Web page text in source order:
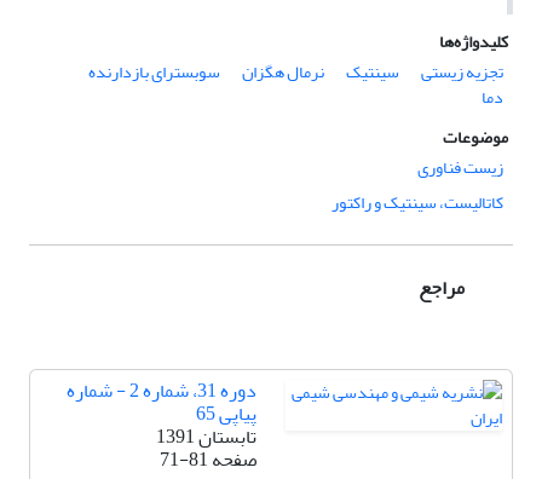
کلیدواژه‌ها
تجزیه زیستی
سینتیک نرمال هگزان سوبسترای بازدارنده
دما
موضوعات
زیست فناوری
کاتالیست، سینتیک و راکتور
مراجع
دوره 31، شماره 2 - شماره
پیاپی 65
تابستان 1391
صفحه71-81